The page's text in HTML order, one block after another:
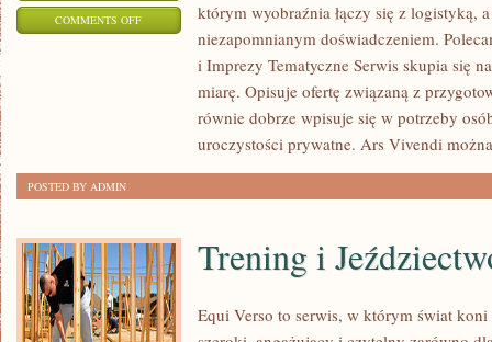
COMMENTS OFFON
którym wyobraźnia łączy się z logistyką,
niezapomnianym doświadczeniem.
i Imprezy Tematyczne Serwis skupia się
miarę. Opisuje ofertę związaną z
równie dobrze wpisuje się w potrzeby
uroczystości prywatne. Ars Vivendi można
POSTED BY ADMIN
Trening i
Equi Verso to serwis, w którym świat